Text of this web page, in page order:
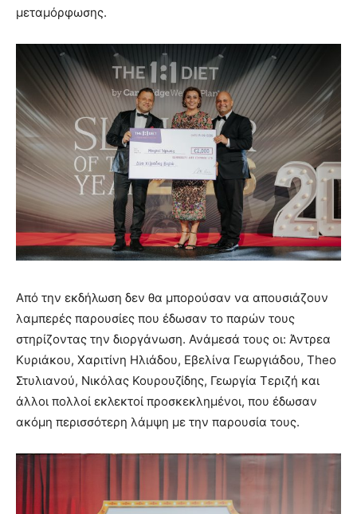
μεταμόρφωσης.
Από την εκδήλωση δεν θα μπορούσαν να απουσιάζουν
λαμπερές παρουσίες που έδωσαν το παρών τους
στηρίζοντας την διοργάνωση. Ανάμεσά τους οι: Άντρεα
Κυριάκου, Χαριτίνη Ηλιάδου, Εβελίνα Γεωργιάδου, Theo
Στυλιανού, Νικόλας Κουρουζίδης, Γεωργία Τεριζή και
άλλοι πολλοί εκλεκτοί προσκεκλημένοι, που έδωσαν
ακόμη περισσότερη λάμψη με την παρουσία τους.